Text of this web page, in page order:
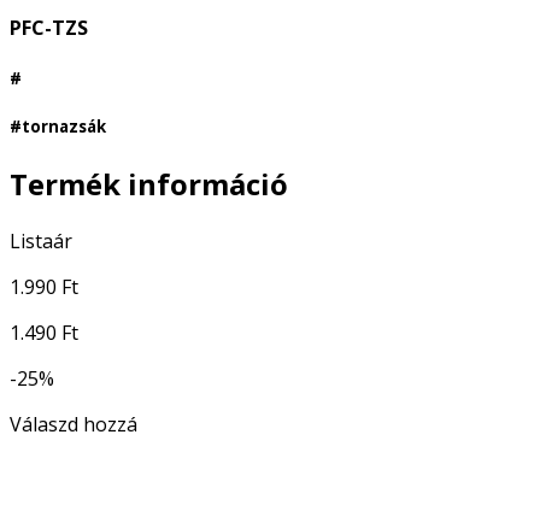
PFC-TZS
#
#tornazsák
Termék információ
Listaár
1.990 Ft
1.490 Ft
-25%
Válaszd hozzá